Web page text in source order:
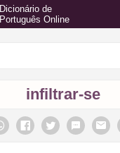
Dicionário de
Português Online
infiltrar-se